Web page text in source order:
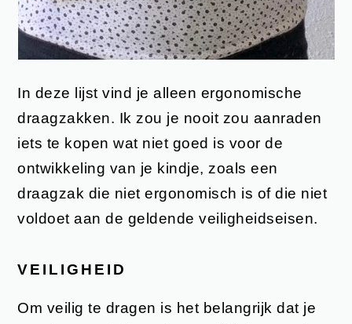
In deze lijst vind je alleen ergonomische
draagzakken. Ik zou je nooit zou aanraden
iets te kopen wat niet goed is voor de
ontwikkeling van je kindje, zoals een
draagzak die niet ergonomisch is of die niet
voldoet aan de geldende veiligheidseisen.
VEILIGHEID
Om veilig te dragen is het belangrijk dat je